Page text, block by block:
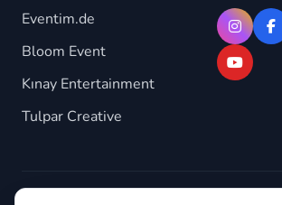
Eventim.de
Bloom Event
Kınay Entertainment
Tulpar Creative